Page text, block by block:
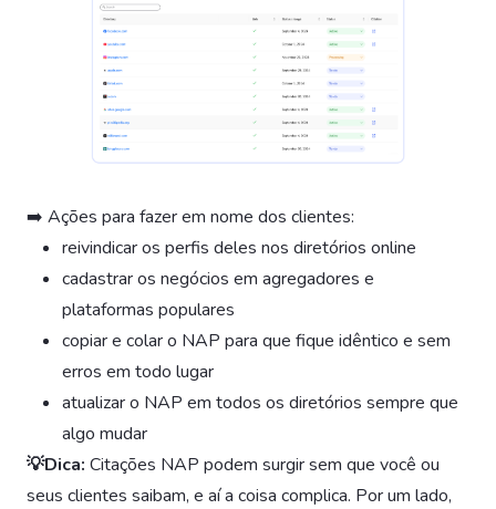
➡️ Ações para fazer em nome dos clientes:
reivindicar os perfis deles nos diretórios online
cadastrar os negócios em agregadores e
plataformas populares
copiar e colar o NAP para que fique idêntico e sem
erros em todo lugar
atualizar o NAP em todos os diretórios sempre que
algo mudar
💡Dica: Citações NAP podem surgir sem que você ou
seus clientes saibam, e aí a coisa complica. Por um lado,